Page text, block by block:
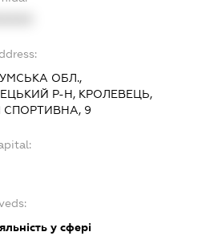
ОБЛ.,
Р-Н, КРОЛЕВЕЦЬ,
СПОРТИВНА, 9
у сфері